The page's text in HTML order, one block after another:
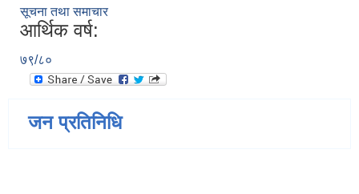
सूचना तथा समाचार
आर्थिक वर्ष:
७९/८०
जन प्रतिनिधि